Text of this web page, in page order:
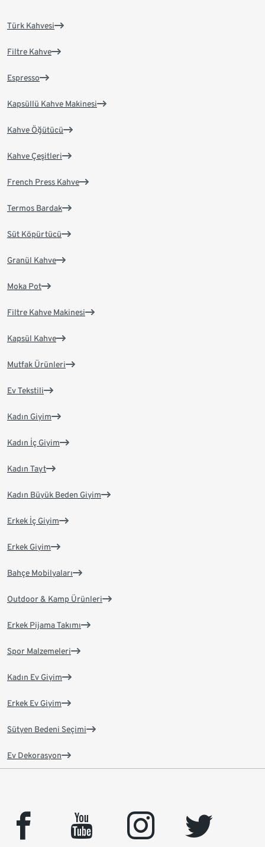
Türk Kahvesi
Filtre Kahve
Espresso
Kapsüllü Kahve Makinesi
Kahve Öğütücü
Kahve Çeşitleri
French Press Kahve
Termos Bardak
Süt Köpürtücü
Granül Kahve
Moka Pot
Filtre Kahve Makinesi
Kapsül Kahve
Mutfak Ürünleri
Ev Tekstili
Kadın Giyim
Kadın İç Giyim
Kadın Tayt
Kadın Büyük Beden Giyim
Erkek İç Giyim
Erkek Giyim
Bahçe Mobilyaları
Outdoor & Kamp Ürünleri
Erkek Pijama Takımı
Spor Malzemeleri
Kadın Ev Giyim
Erkek Ev Giyim
Sütyen Bedeni Seçimi
Ev Dekorasyon
facebook youtube instagram
twitter